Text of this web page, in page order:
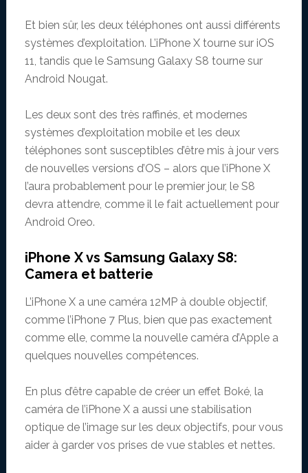
Et bien sûr, les deux téléphones ont aussi différents
systèmes d’exploitation. L’iPhone X tourne sur iOS
11, tandis que le Samsung Galaxy S8 tourne sur
Android Nougat.
Les deux sont des très raffinés, et modernes
systèmes d’exploitation mobile et les deux
téléphones sont susceptibles d’être mis à jour vers
de nouvelles versions d’OS – alors que l’iPhone X
l’aura probablement pour le premier jour, le S8
devra attendre, comme il le fait actuellement pour
Android Oreo.
iPhone X vs Samsung Galaxy S8:
Camera et batterie
L’iPhone X a une caméra 12MP à double objectif,
comme l’iPhone 7 Plus, bien que pas exactement
comme elle, comme la nouvelle caméra d’Apple a
quelques nouvelles compétences.
En plus d’être capable de créer un effet Boké, la
caméra de l’iPhone X a aussi une stabilisation
optique de l’image sur les deux objectifs, pour vous
aider à garder vos prises de vue stables et nettes.